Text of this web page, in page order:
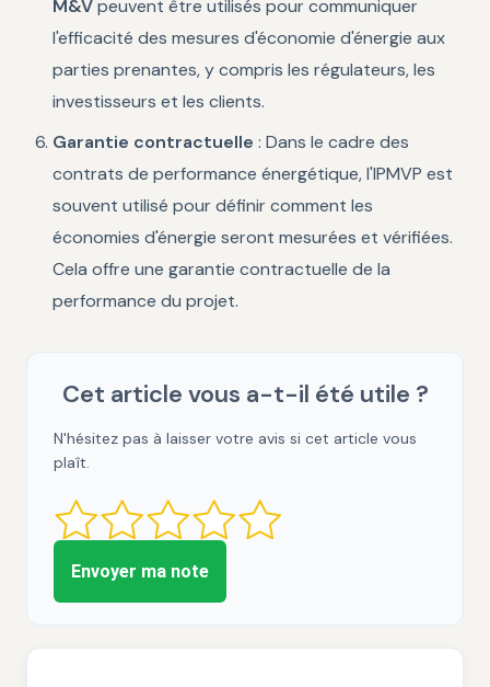
M&Vpeuvent être utilisés pour communiquer
l'efficacité des mesures d'économie d'énergie aux
parties prenantes, y compris les régulateurs, les
investisseurs et les clients.
Garantie contractuelle : Dans le cadre des
contrats de performance énergétique, l'IPMVP est
souvent utilisé pour définir comment les
économies d'énergie seront mesurées et vérifiées.
Cela offre une garantie contractuelle de la
performance du projet.
Cet article vous a-t-il été utile ?
N'hésitez pas à laisser votre avis si cet article vous
plaît.
Envoyer ma note